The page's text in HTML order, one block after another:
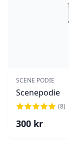
SCENE PODIE
Scenepodie
(8)
300 kr